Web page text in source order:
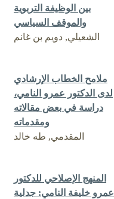
بين الوظيفة التربوية
والموقف السياسي
الشعيلي, دويم بن غانم
ملامح الخطاب الإرشادي
لدى الدكتور عمرو النامي،
دراسة في بعض مقالاته
ومقدماته
المقدمي, طه خالد
المنهج الإصلاحي للدكتور
عمرو خليفة النامي: جدلية